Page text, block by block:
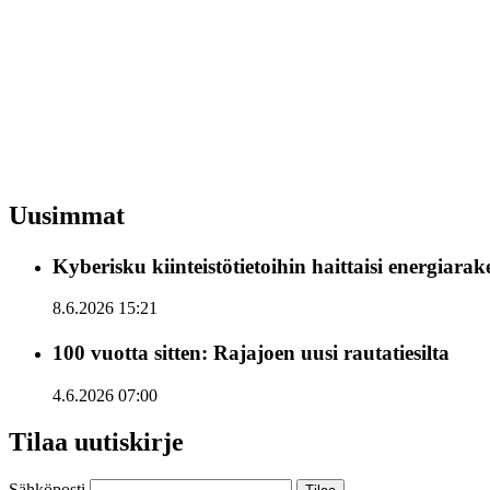
Uusimmat
Kyberisku kiinteistötietoihin haittaisi
8.6.2026 15:21
100 vuotta sitten: Rajajoen uusi rautatiesilta
4.6.2026 07:00
Tilaa uutiskirje